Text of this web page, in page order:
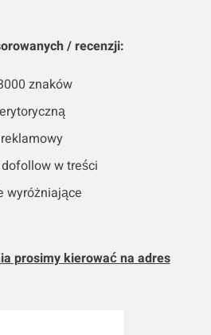
/ recenzji:
znaków
w treści
wyróżniające
prosimy kierować na adres